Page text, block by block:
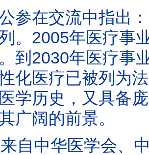
在交流中指出：
。2005年医疗事
到2030年医疗事
化医疗已被列为
学历史，又具备
广阔的前景。
中华医学会、中